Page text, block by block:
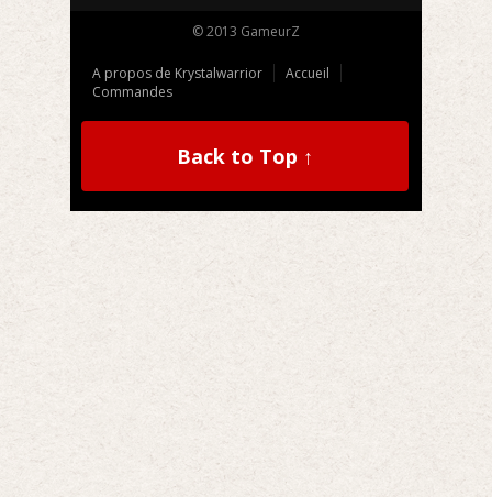
© 2013 GameurZ
A propos de Krystalwarrior
Accueil
Commandes
Back to Top ↑